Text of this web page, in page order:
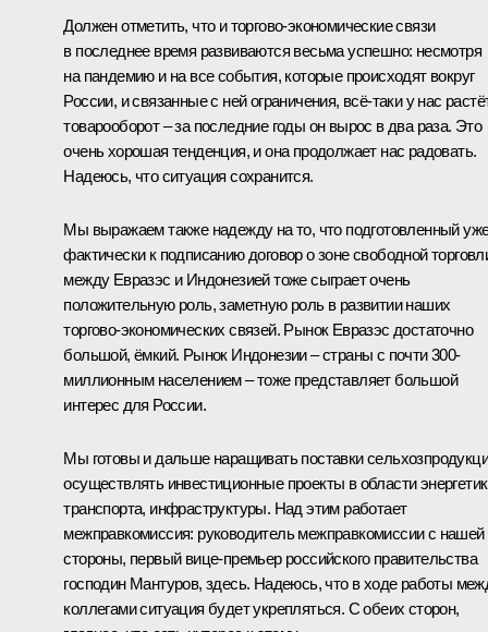
Должен отметить, что и торгово-экономические связи
в последнее время развиваются весьма успешно: несмотря
на пандемию и на все события, которые происходят вокруг
России, и связанные с ней ограничения, всё-таки у нас
товарооборот – за последние годы он вырос в два раза. Это
очень хорошая тенденция, и она продолжает нас радовать.
Надеюсь, что ситуация сохранится.
Мы выражаем также надежду на то, что подготовленный
фактически к подписанию договор о зоне свободной
между Евразэс и Индонезией тоже сыграет очень
положительную роль, заметную роль в развитии наших
торгово-экономических связей. Рынок Евразэс достаточно
большой, ёмкий. Рынок Индонезии – страны с почти 300-
миллионным населением – тоже представляет большой
интерес для России.
Мы готовы и дальше наращивать поставки
осуществлять инвестиционные проекты в области
транспорта, инфраструктуры. Над этим работает
межправкомиссия: руководитель межправкомиссии с нашей
стороны, первый вице-премьер российского правительства
господин Мантуров, здесь. Надеюсь, что в ходе работы
коллегами ситуация будет укрепляться. С обеих сторон,